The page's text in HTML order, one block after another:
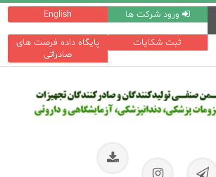
English ورود شرکت ها
پایگاه داده فرصت های
صادراتی
ثبت شکایات